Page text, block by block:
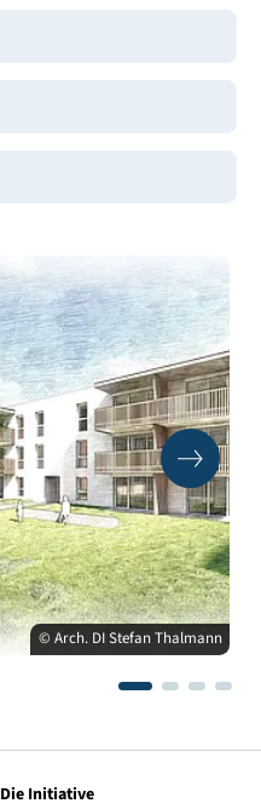
© Arch. DI Stefan Thalmann
Die Initiative